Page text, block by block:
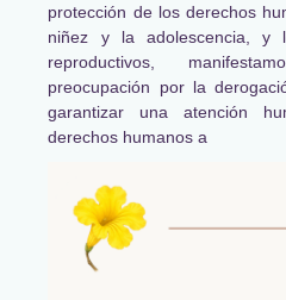
protección de los derechos
niñez y la adolescencia, y
reproductivos,
preocupación por la
garantizar una atención
derechos humanos a